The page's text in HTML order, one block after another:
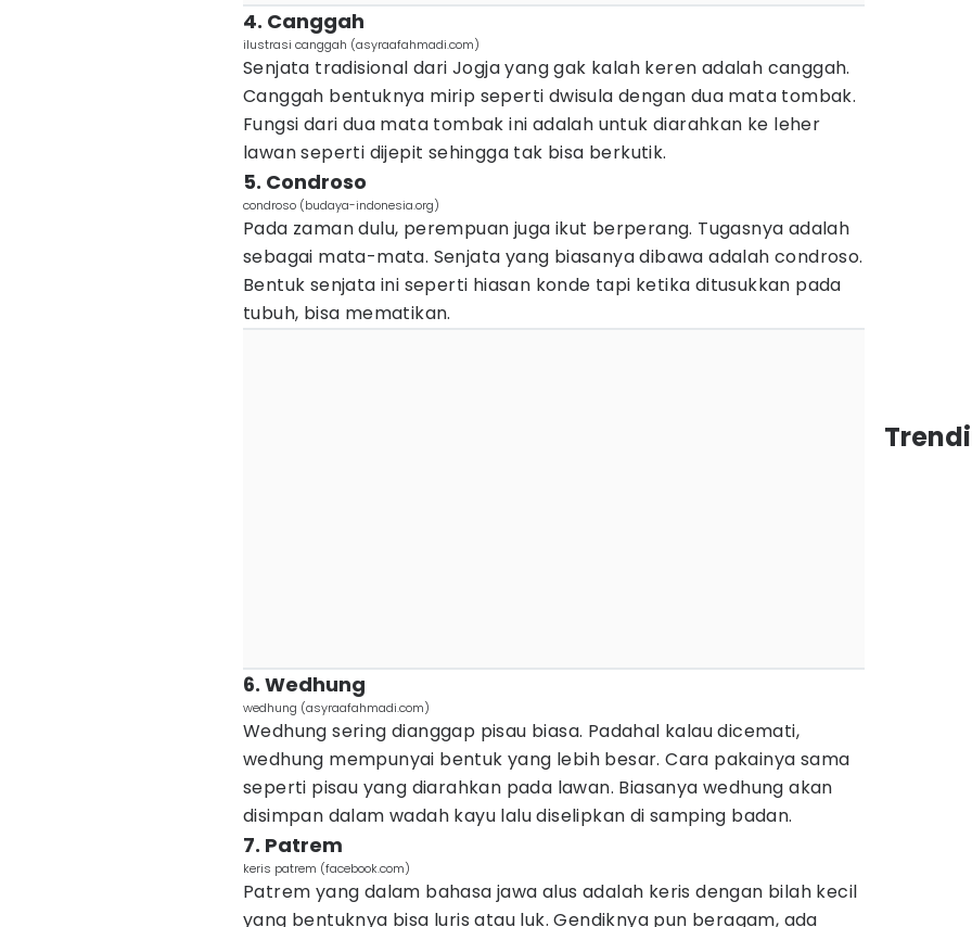
4. Canggah
ilustrasi canggah (asyraafahmadi.com)
Senjata tradisional dari Jogja yang gak kalah keren adalah canggah.
Canggah bentuknya mirip seperti dwisula dengan dua mata tombak.
Fungsi dari dua mata tombak ini adalah untuk diarahkan ke leher
lawan seperti dijepit sehingga tak bisa berkutik.
5. Condroso
condroso (budaya-indonesia.org)
Pada zaman dulu, perempuan juga ikut berperang. Tugasnya adalah
sebagai mata-mata. Senjata yang biasanya dibawa adalah condroso.
Bentuk senjata ini seperti hiasan konde tapi ketika ditusukkan pada
tubuh, bisa mematikan.
6. Wedhung
wedhung (asyraafahmadi.com)
Wedhung sering dianggap pisau biasa. Padahal kalau dicemati,
wedhung mempunyai bentuk yang lebih besar. Cara pakainya sama
seperti pisau yang diarahkan pada lawan. Biasanya wedhung akan
disimpan dalam wadah kayu lalu diselipkan di samping badan.
7. Patrem
keris patrem (facebook.com)
Patrem yang dalam bahasa jawa alus adalah keris dengan bilah kecil
yang bentuknya bisa luris atau luk. Gendiknya pun beragam, ada